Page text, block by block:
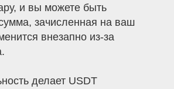
и вы можете быть
зачисленная на ваш
внезапно из-за
делает USDT